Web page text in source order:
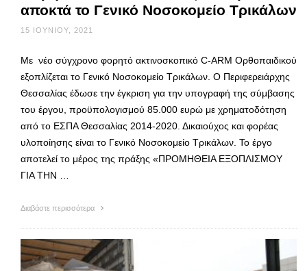
αποκτά το Γενικό Νοσοκομείο Τρικάλων
15 ΙΟΥΝΊΟΥ, 2021
Με νέο σύγχρονο φορητό ακτινοσκοπικό C-ARM Ορθοπαιδικού
εξοπλίζεται το Γενικό Νοσοκομείο Τρικάλων. Ο Περιφερειάρχης
Θεσσαλίας έδωσε την έγκριση για την υπογραφή της σύμβασης
του έργου, προϋπολογισμού 85.000 ευρώ με χρηματοδότηση
από το ΕΣΠΑ Θεσσαλίας 2014-2020. Δικαιούχος και φορέας
υλοποίησης είναι το Γενικό Νοσοκομείο Τρικάλων. Το έργο
αποτελεί το μέρος της πράξης «ΠΡΟΜΗΘΕΙΑ ΕΞΟΠΛΙΣΜΟΥ
ΓΙΑ ΤΗΝ …
Διαβάστε περισσότερα